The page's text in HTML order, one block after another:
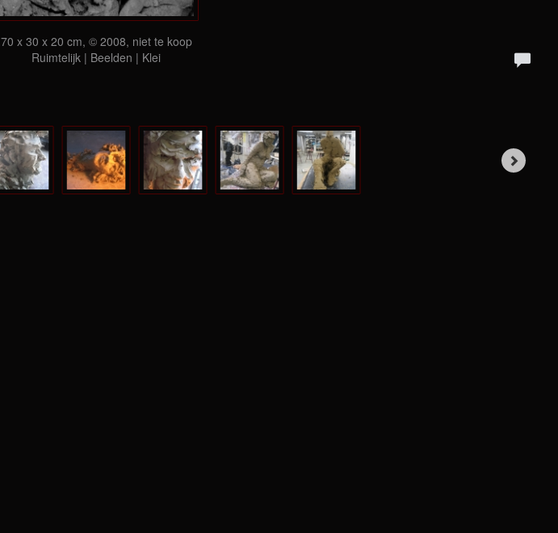
70 x 30 x 20 cm, © 2008, niet te koop
Ruimtelijk | Beelden | Klei